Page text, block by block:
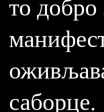
саборце.